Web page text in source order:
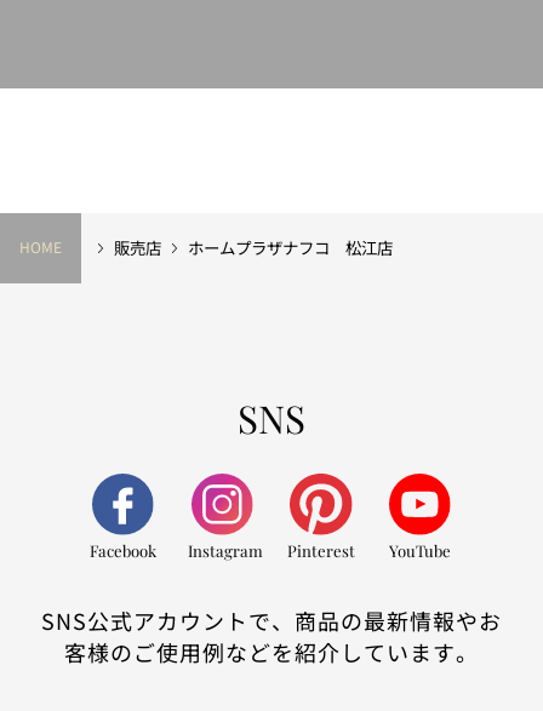
HOME 販売店 ホームプラザナフコ 松江店
SNS
Facebook Instagram Pinterest YouTube
SNS公式アカウントで、商品の最新情報やお
客様のご使用例などを紹介しています。